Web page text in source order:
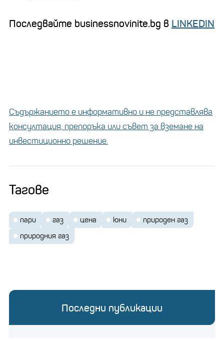
Последвайте businessnovinite.bg в LINKEDIN
Съдържанието е информативно и не представлява
консултация, препоръка или съвет за вземане на
инвестиционно решение.
Тагове
пари газ цена юни
природен газ
природния газ
Последни публикации